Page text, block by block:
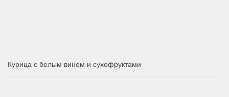
Курица с белым вином и сухофруктами